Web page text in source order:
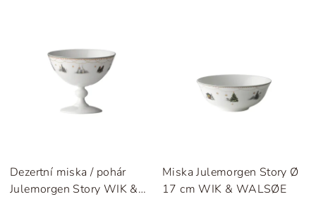
Dezertní miska / pohár
Julemorgen Story WIK &
Miska Julemorgen Story Ø
17 cm WIK & WALSØE